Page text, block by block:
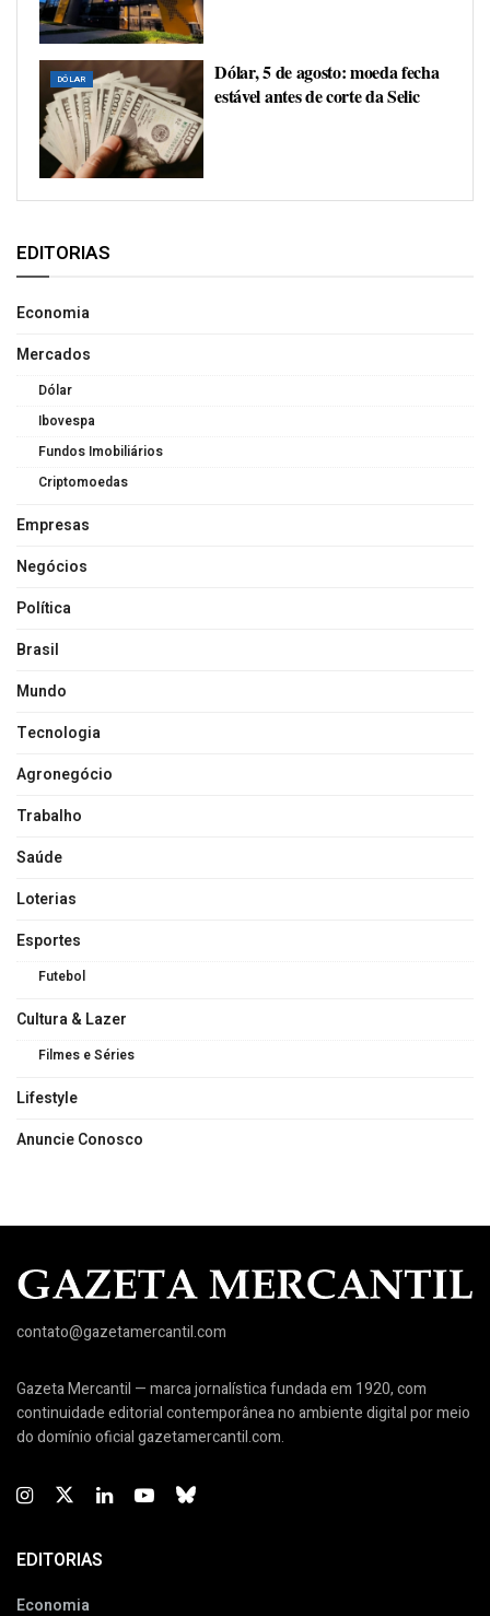
DÓLAR
Dólar, 5 de agosto: moeda fecha
estável antes de corte da Selic
EDITORIAS
Economia
Mercados
Dólar
Ibovespa
Fundos Imobiliários
Criptomoedas
Empresas
Negócios
Política
Brasil
Mundo
Tecnologia
Agronegócio
Trabalho
Saúde
Loterias
Esportes
Futebol
Cultura & Lazer
Filmes e Séries
Lifestyle
Anuncie Conosco
contato@gazetamercantil.com
Gazeta Mercantil — marca jornalística fundada em 1920, com
continuidade editorial contemporânea no ambiente digital por meio
do domínio oficial gazetamercantil.com.
EDITORIAS
Economia